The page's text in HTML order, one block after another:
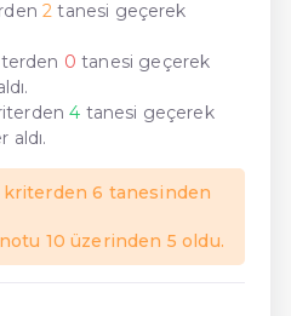
2tanesi geçerek
0tanesi geçerek
4 tanesi geçerek
aldı.
kriterden 6 tanesinden
10 üzerinden 5 oldu.